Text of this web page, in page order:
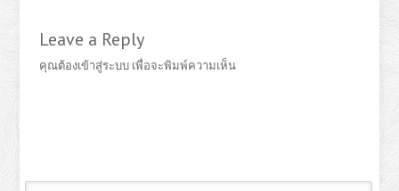
Leave a Reply
คุณต้องเข้าสู่ระบบ เพื่อจะพิมพ์ความเห็น